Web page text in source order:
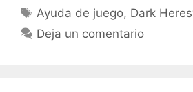
Etiquetas
Ayuda de juego, Dark
Deja un comentario